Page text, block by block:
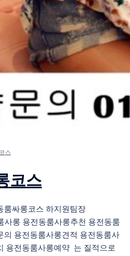
스
코스
룸싸롱코스 하지원팀장
사롱 용전동룸사롱추천 용전동룸
의 용전동룸사롱견적 용전동룸사
용전동룸사롱예약 는 질적으로